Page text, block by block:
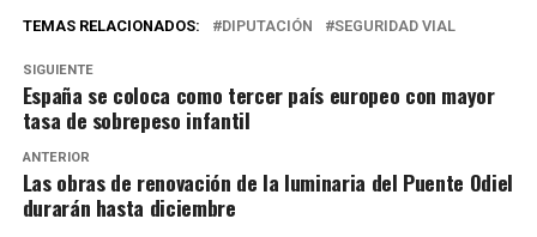
TEMAS RELACIONADOS: DIPUTACIÓN SEGURIDAD VIAL
SIGUIENTE
España se coloca como tercer país europeo con mayor
tasa de sobrepeso infantil
ANTERIOR
Las obras de renovación de la luminaria del Puente Odiel
durarán hasta diciembre